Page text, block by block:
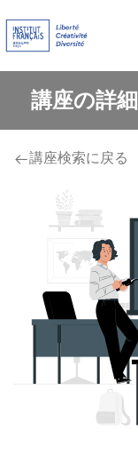
講座の詳細
講座検索に戻る